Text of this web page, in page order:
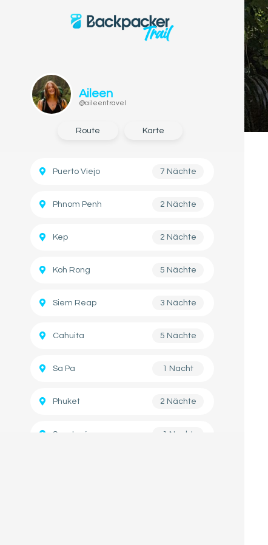
Aileen
@aileentravel
Route Karte
Puerto Viejo 7 Nächte
Phnom Penh 2 Nächte
Kep 2 Nächte
Koh Rong 5 Nächte
Siem Reap 3 Nächte
Cahuita 5 Nächte
Sa Pa 1 Nacht
Phuket 2 Nächte
San José 1 Nacht